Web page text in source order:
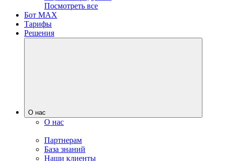
Посмотреть все
Бот MAX
Тарифы
Решения
О нас
О нас
Партнерам
База знаний
Наши клиенты